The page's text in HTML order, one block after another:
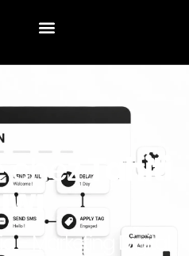
chezTahiti
- Marketing Digital